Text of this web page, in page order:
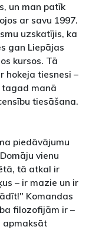
un man patīk
ar savu 1997.
uzskatījis, ka
gan Liepājas
kursos. Tā
hokeja tiesnesi –
tagad manā
tiesāšana.
piedāvājumu
vienu
tā atkal ir
– ir mazie un ir
Komandas
filozofijām ir –
apmaksāt